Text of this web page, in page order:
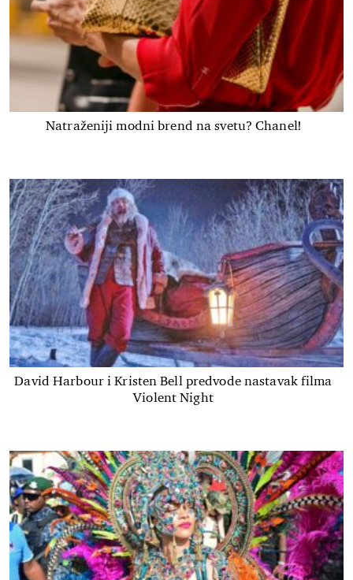
Natraženiji modni brend na svetu? Chanel!
David Harbour i Kristen Bell predvode nastavak filma
Violent Night